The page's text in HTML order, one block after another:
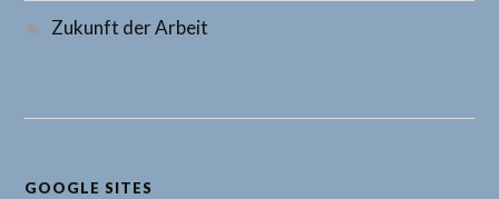
Zukunft der Arbeit
GOOGLE SITES